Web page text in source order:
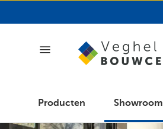
Producten Showroom
Producten